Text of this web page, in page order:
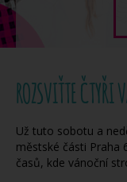
ROZSVIŤTE
Už tuto sobotu a
městské části Praha
časů, kde vánoční